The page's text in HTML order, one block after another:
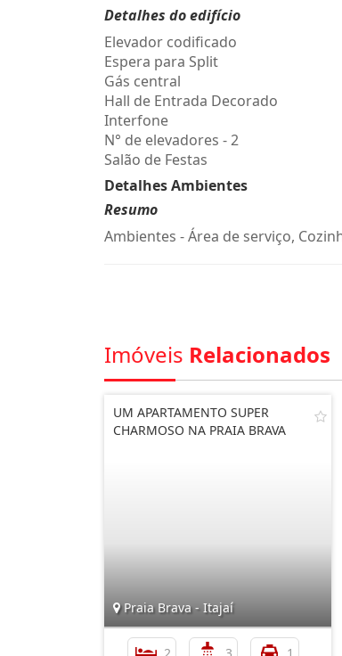
Detalhes do edifício
Elevador codificado
Espera para Split
Gás central
Hall de Entrada Decorado
Interfone
N° de elevadores - 2
Salão de Festas
Detalhes Ambientes
Resumo
Ambientes - Área de serviço,
Imóveis Relacionados
UM APARTAMENTO SUPER
CHARMOSO NA PRAIA BRAVA
Praia Brava - Itajaí